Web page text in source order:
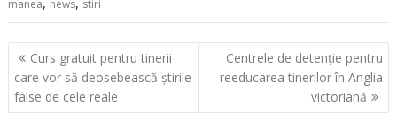
manea news stiri
Navigare
în
articole
Curs gratuit pentru tinerii
care vor să deosebească știrile
false de cele reale
Centrele de detenție pentru
reeducarea tinerilor în Anglia
victoriană